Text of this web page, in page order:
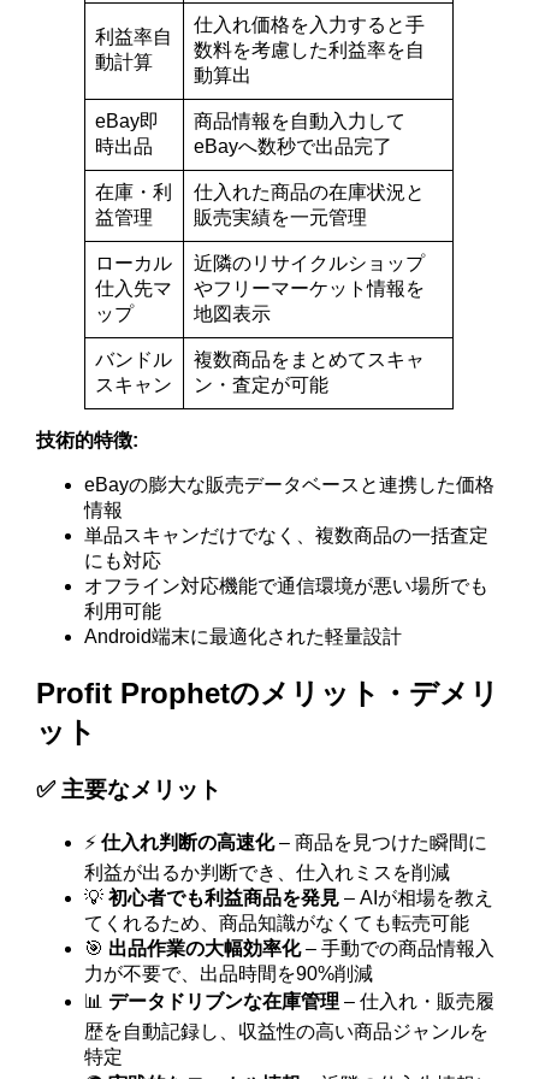
利益率自
動計算
仕入れ価格を入力すると手
数料を考慮した利益率を自
動算出
eBay即
時出品
商品情報を自動入力して
eBayへ数秒で出品完了
在庫・利
益管理
仕入れた商品の在庫状況と
販売実績を一元管理
ローカル
仕入先マ
ップ
近隣のリサイクルショップ
やフリーマーケット情報を
地図表示
バンドル
スキャン
複数商品をまとめてスキャ
ン・査定が可能
技術的特徴:
eBayの膨大な販売データベースと連携した価格
情報
単品スキャンだけでなく、複数商品の一括査定
にも対応
オフライン対応機能で通信環境が悪い場所でも
利用可能
Android端末に最適化された軽量設計
Profit Prophetのメリット・デメリ
ット
✅ 主要なメリット
⚡仕入れ判断の高速化– 商品を見つけた瞬間に
利益が出るか判断でき、仕入れミスを削減
💡初心者でも利益商品を発見 – AIが相場を教え
てくれるため、商品知識がなくても転売可能
🎯 出品作業の大幅効率化– 手動での商品情報入
力が不要で、出品時間を90%削減
📊データドリブンな在庫管理 – 仕入れ・販売履
歴を自動記録し、収益性の高い商品ジャンルを
特定